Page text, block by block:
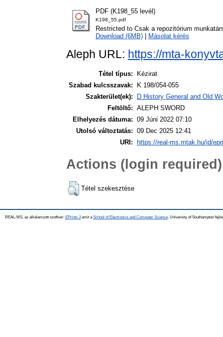
PDF (K198_55 levél)
K198_55.pdf
Restricted to Csak a repozitórium
Download (6MB)
Másolat kérés
Aleph URL: https://mta-
Tétel típus:
Kézirat
Szabad kulcsszavak:
K 198/054-055
Szakterület(ek):
D History General and Old
Feltöltő: ALEPH SWORD
Elhelyezés dátuma: 09 Júni 2022 07:10
Utolsó változtatás: 09 Dec 2025 12:41
URI:
https://real-ms.mtak.hu/id/
Actions (login required)
Tétel szekesztése
REAL-MS, az alkalamzott szoftver: EPrints 3amit a School of Electronics and Computer Science , University of Southampton